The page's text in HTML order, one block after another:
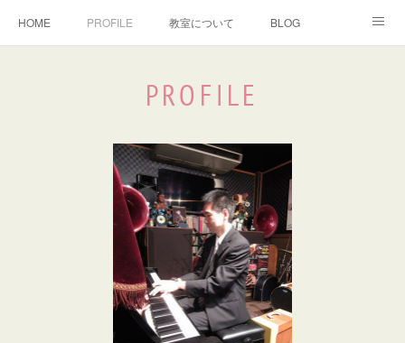
HOME PROFILE 教室について BLOG
譜面制作 Instagram
PROFILE